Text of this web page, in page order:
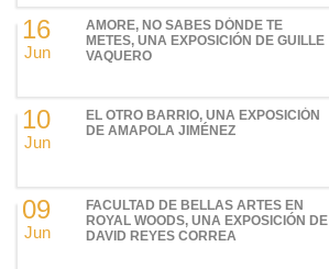
16
Jun
AMORE, NO SABES DÓNDE TE
METES, UNA EXPOSICIÓN DE GUILLE
VAQUERO
10
Jun
EL OTRO BARRIO, UNA EXPOSICIÓN
DE AMAPOLA JIMÉNEZ
09
Jun
FACULTAD DE BELLAS ARTES EN
ROYAL WOODS, UNA EXPOSICIÓN DE
DAVID REYES CORREA